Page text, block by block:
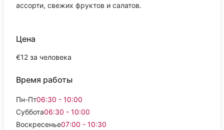
ассорти, свежих фруктов и салатов.
Цена
€12 за человека
Время работы
Пн-Пт06:30 - 10:00
Суббота06:30 - 10:00
Воскресенье07:00 - 10:30